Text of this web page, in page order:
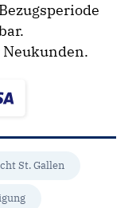
Neukunden.
St. Gallen